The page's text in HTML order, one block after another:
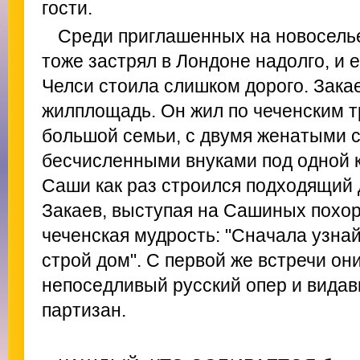
гости.
Среди приглашенных на
тоже застрял в Лондоне надолго, и
Челси стоила слишком дорого.
жилплощадь. Он жил по чеченским
большой семьи, с двумя женатыми
бесчисленными внуками под одной
Саши как раз строился подходящий
Закаев, выступая на Сашиных
чеченская мудрость: "Сначала
строй дом". С первой же встречи
непоседливый русский опер и
партизан.